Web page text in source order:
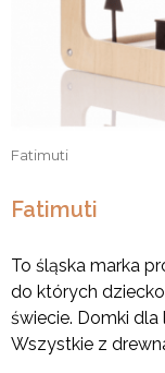
Fatimuti
Fatimuti
To śląska marka
do których
świecie. Domki dla
Wszystkie z